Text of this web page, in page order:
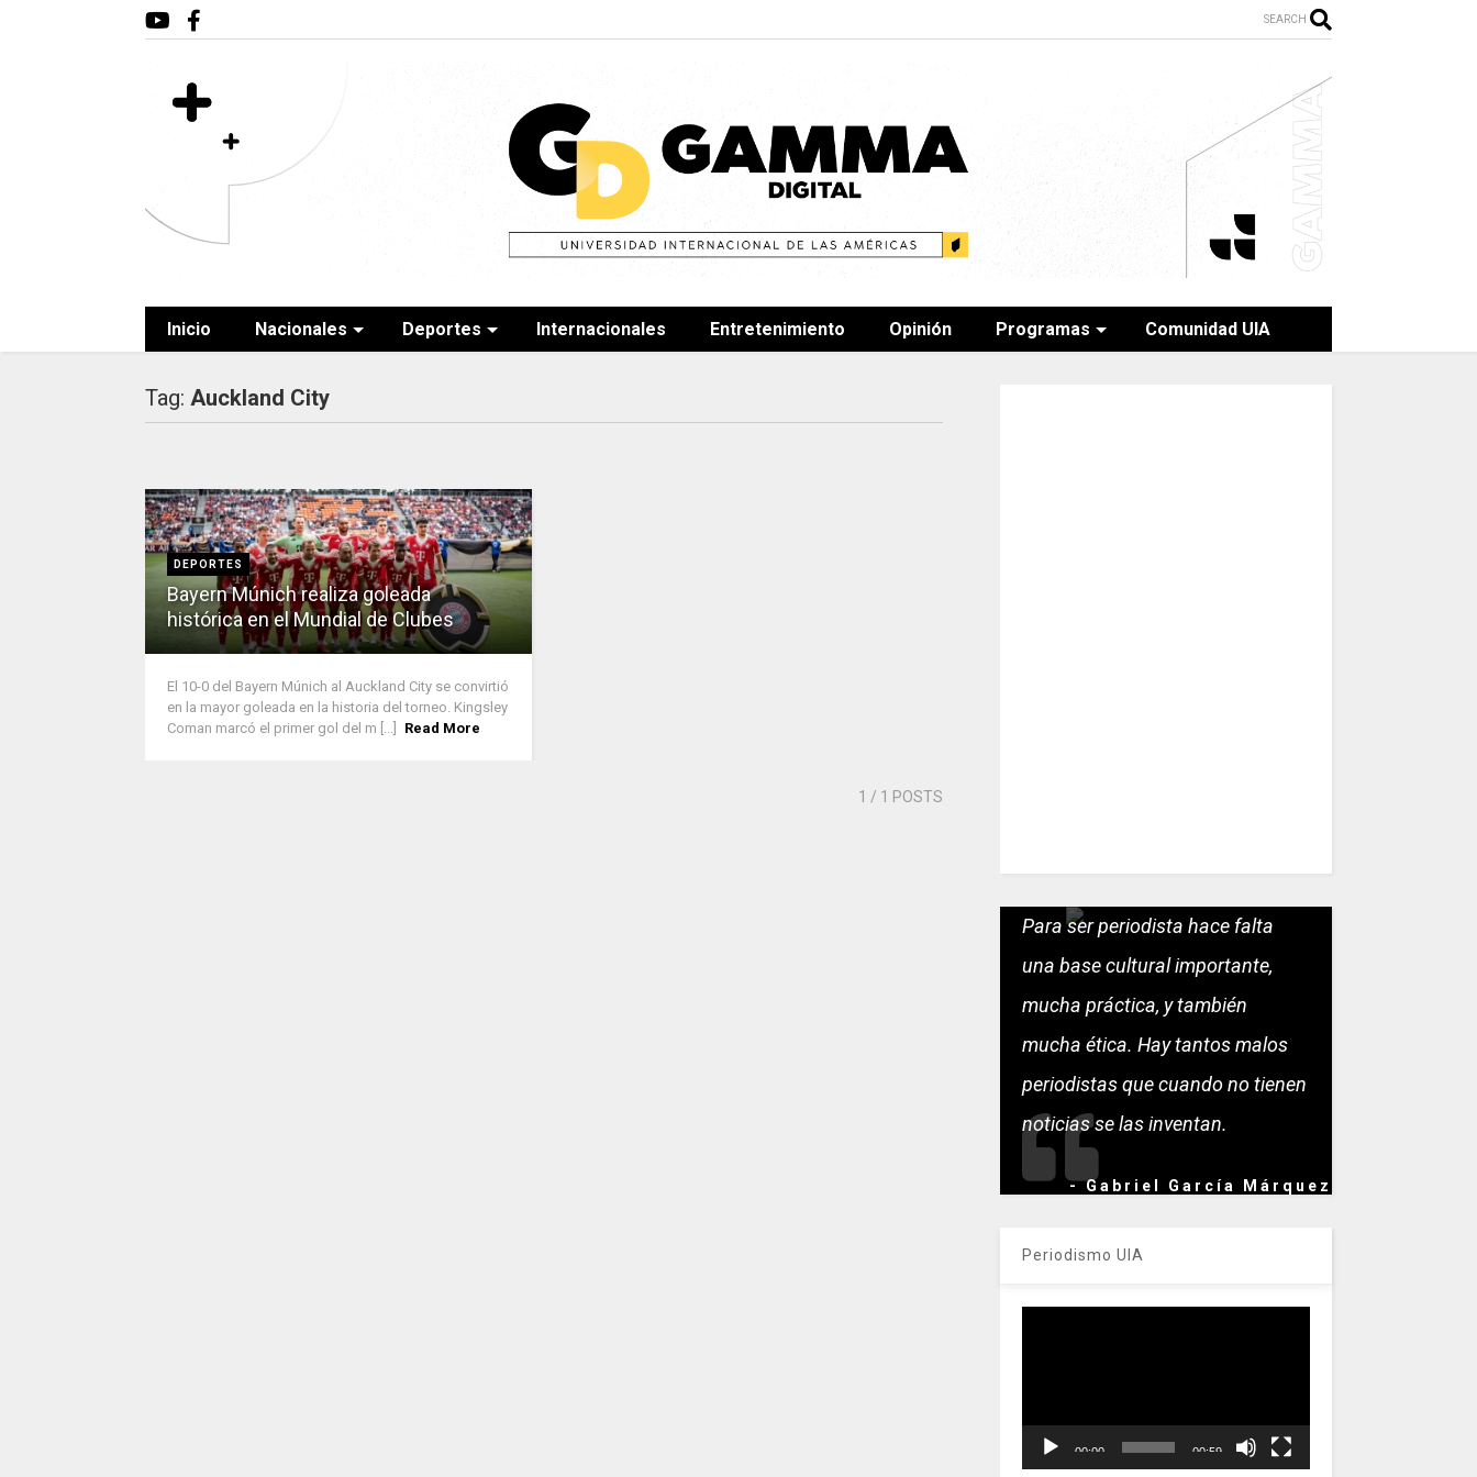
SEARCH
Inicio Nacionales Deportes Internacionales Entretenimiento Opinión Programas Comunidad UIA
Tag: Auckland City
DEPORTES
Bayern Múnich realiza goleada
histórica en el Mundial de Clubes
El 10-0 del Bayern Múnich al Auckland City se convirtió
en la mayor goleada en la historia del torneo. Kingsley
Coman marcó el primer gol del m [...]
Read More
1 / 1 POSTS
Para ser periodista hace falta
una base cultural importante,
mucha práctica, y también
mucha ética. Hay tantos malos
periodistas que cuando no tienen
noticias se las inventan.
- Gabriel García Márquez
Periodismo UIA
00:00 00:59